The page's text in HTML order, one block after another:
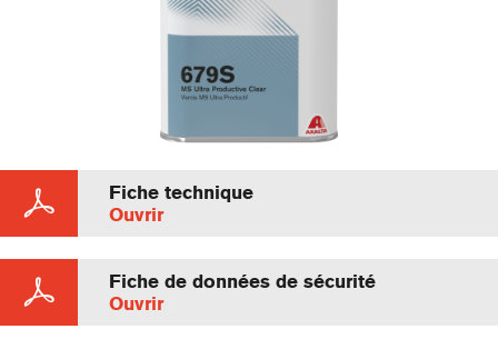
Fiche technique
Ouvrir
Fiche de données de sécurité
Ouvrir